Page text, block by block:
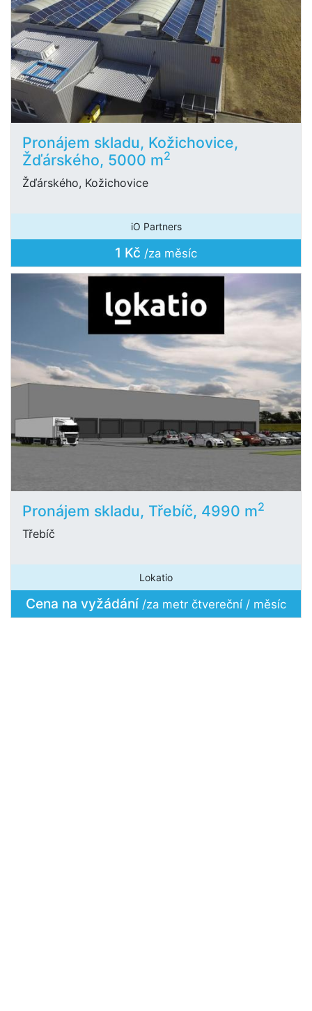
Pronájem skladu, Kožichovice,
Žďárského, 5000 m2
Žďárského, Kožichovice
iO Partners
1 Kč /za měsíc
Pronájem skladu, Třebíč, 4990 m2
Třebíč
Lokatio
Cena na vyžádání /za metr čtvereční / měsíc